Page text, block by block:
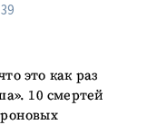
это как раз
10 смертей